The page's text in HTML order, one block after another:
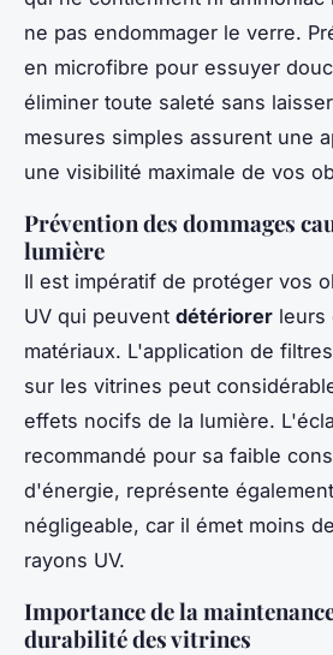
ne pas endommager le verre.
en microfibre pour essuyer
éliminer toute saleté sans
mesures simples assurent une
une visibilité maximale de vos
Prévention des dommages
lumière
Il est impératif de protéger vos
UV qui peuvent détériorer leurs
matériaux. L'application de
sur les vitrines peut
effets nocifs de la lumière.
recommandé pour sa faible
d'énergie, représente
négligeable, car il émet moins
rayons UV.
Importance de la
durabilité des vitrines